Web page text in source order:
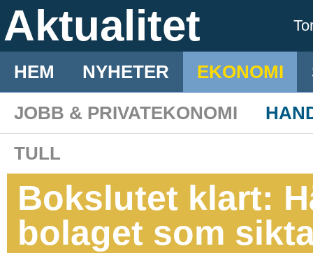
Aktualitet
HEM NYHETER EKONOMI
JOBB & PRIVATEKONOMI
TULL
Bokslutet klart:
bolaget som